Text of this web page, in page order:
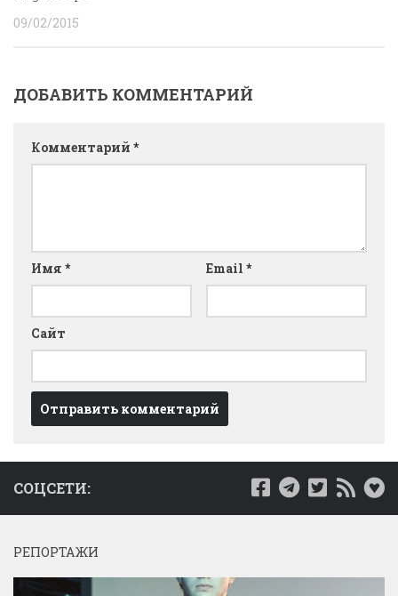
09/02/2015
ДОБАВИТЬ КОММЕНТАРИЙ
Комментарий *
Имя * Email *
Сайт
СОЦСЕТИ:
РЕПОРТАЖИ